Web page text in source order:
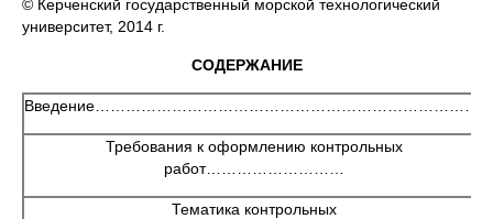
© Керченский государственный морской технологический
университет, 2014 г.
СОДЕРЖАНИЕ
Введение………………………………………………………………….
Требования к оформлению контрольных
работ………………………
Тематика контрольных